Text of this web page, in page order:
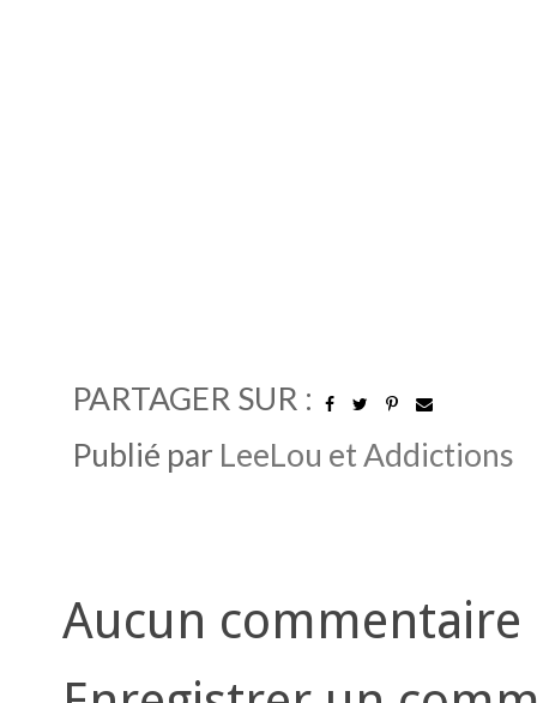
PARTAGER SUR :
Publié par LeeLou et Addictions
Aucun commentaire